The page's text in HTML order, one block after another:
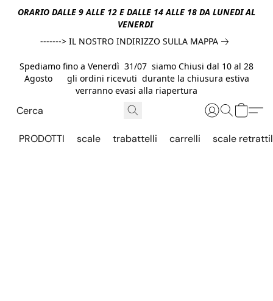
ORARIO DALLE 9 ALLE 12 E DALLE 14 ALLE 18 DA LUNEDI AL
VENERDI
-------> IL NOSTRO INDIRIZZO SULLA MAPPA
Spediamo fino a Venerdì 31/07 siamo Chiusi dal 10 al 28
Agosto gli ordini ricevuti durante la chiusura estiva
verranno evasi alla riapertura
PRODOTTI scale trabattelli carrelli scale